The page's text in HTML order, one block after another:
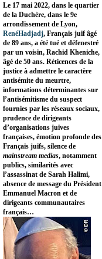
Le 17 mai 2022, dans le quartier
de la Duchère, dans le 9e
arrondissement de Lyon,
RenéHadjadj, Français juif âgé
de 89 ans, a été tué et défenestré
par un voisin, Rachid Kheniche,
âgé de 50 ans. Réticences de la
justice à admettre le caractère
antisémite du meurtre,
informations déterminantes sur
l’antisémitisme du suspect
fournies par les réseaux sociaux,
prudence de dirigeants
d’organisations juives
françaises, émotion profonde des
Français juifs, silence de
mainstream medias, notamment
publics, similarités avec
l’assassinat de Sarah Halimi,
absence de message du Président
Emmanuel Macron et de
dirigeants communautaires
français…